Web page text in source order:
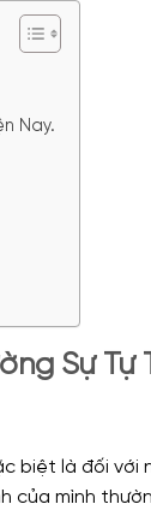
Nay.
Sự Tự
biệt là đối với
của mình